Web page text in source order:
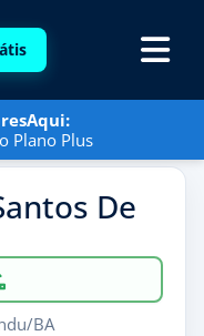
Plano Plus
De
BA